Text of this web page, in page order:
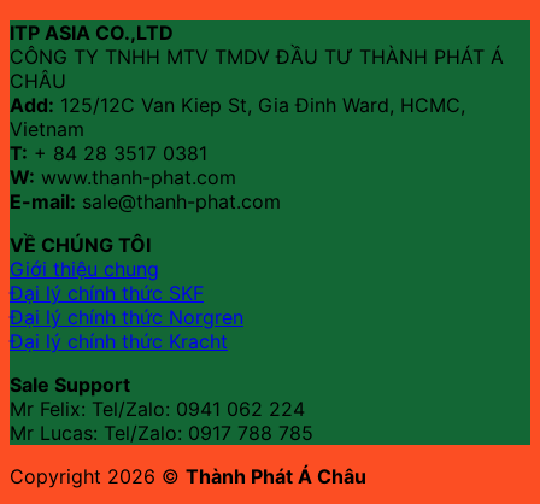
ITP ASIA CO.,LTD
CÔNG TY TNHH MTV TMDV ĐẦU TƯ THÀNH PHÁT Á
CHÂU
Add: 125/12C Van Kiep St, Gia Đinh Ward, HCMC,
Vietnam
T: + 84 28 3517 0381
W: www.thanh-phat.com
E-mail: sale@thanh-phat.com
VỀ CHÚNG TÔI
Giới thiệu chung
Đại lý chính thức SKF
Đại lý chính thức Norgren
Đại lý chính thức Kracht
Sale Support
Mr Felix: Tel/Zalo: 0941 062 224
Mr Lucas: Tel/Zalo: 0917 788 785
Copyright 2026 © Thành Phát Á Châu